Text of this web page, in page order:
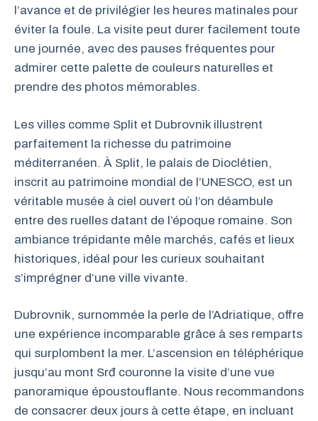
l’avance et de privilégier les heures matinales pour
éviter la foule. La visite peut durer facilement toute
une journée, avec des pauses fréquentes pour
admirer cette palette de couleurs naturelles et
prendre des photos mémorables.
Les villes comme Split et Dubrovnik illustrent
parfaitement la richesse du patrimoine
méditerranéen. À Split, le palais de Dioclétien,
inscrit au patrimoine mondial de l’UNESCO, est un
véritable musée à ciel ouvert où l’on déambule
entre des ruelles datant de l’époque romaine. Son
ambiance trépidante mêle marchés, cafés et lieux
historiques, idéal pour les curieux souhaitant
s’imprégner d’une ville vivante.
Dubrovnik, surnommée la perle de l’Adriatique, offre
une expérience incomparable grâce à ses remparts
qui surplombent la mer. L’ascension en téléphérique
jusqu’au mont Srđ couronne la visite d’une vue
panoramique époustouflante. Nous recommandons
de consacrer deux jours à cette étape, en incluant